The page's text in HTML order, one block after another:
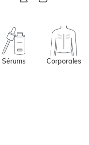
Sérums Corporales